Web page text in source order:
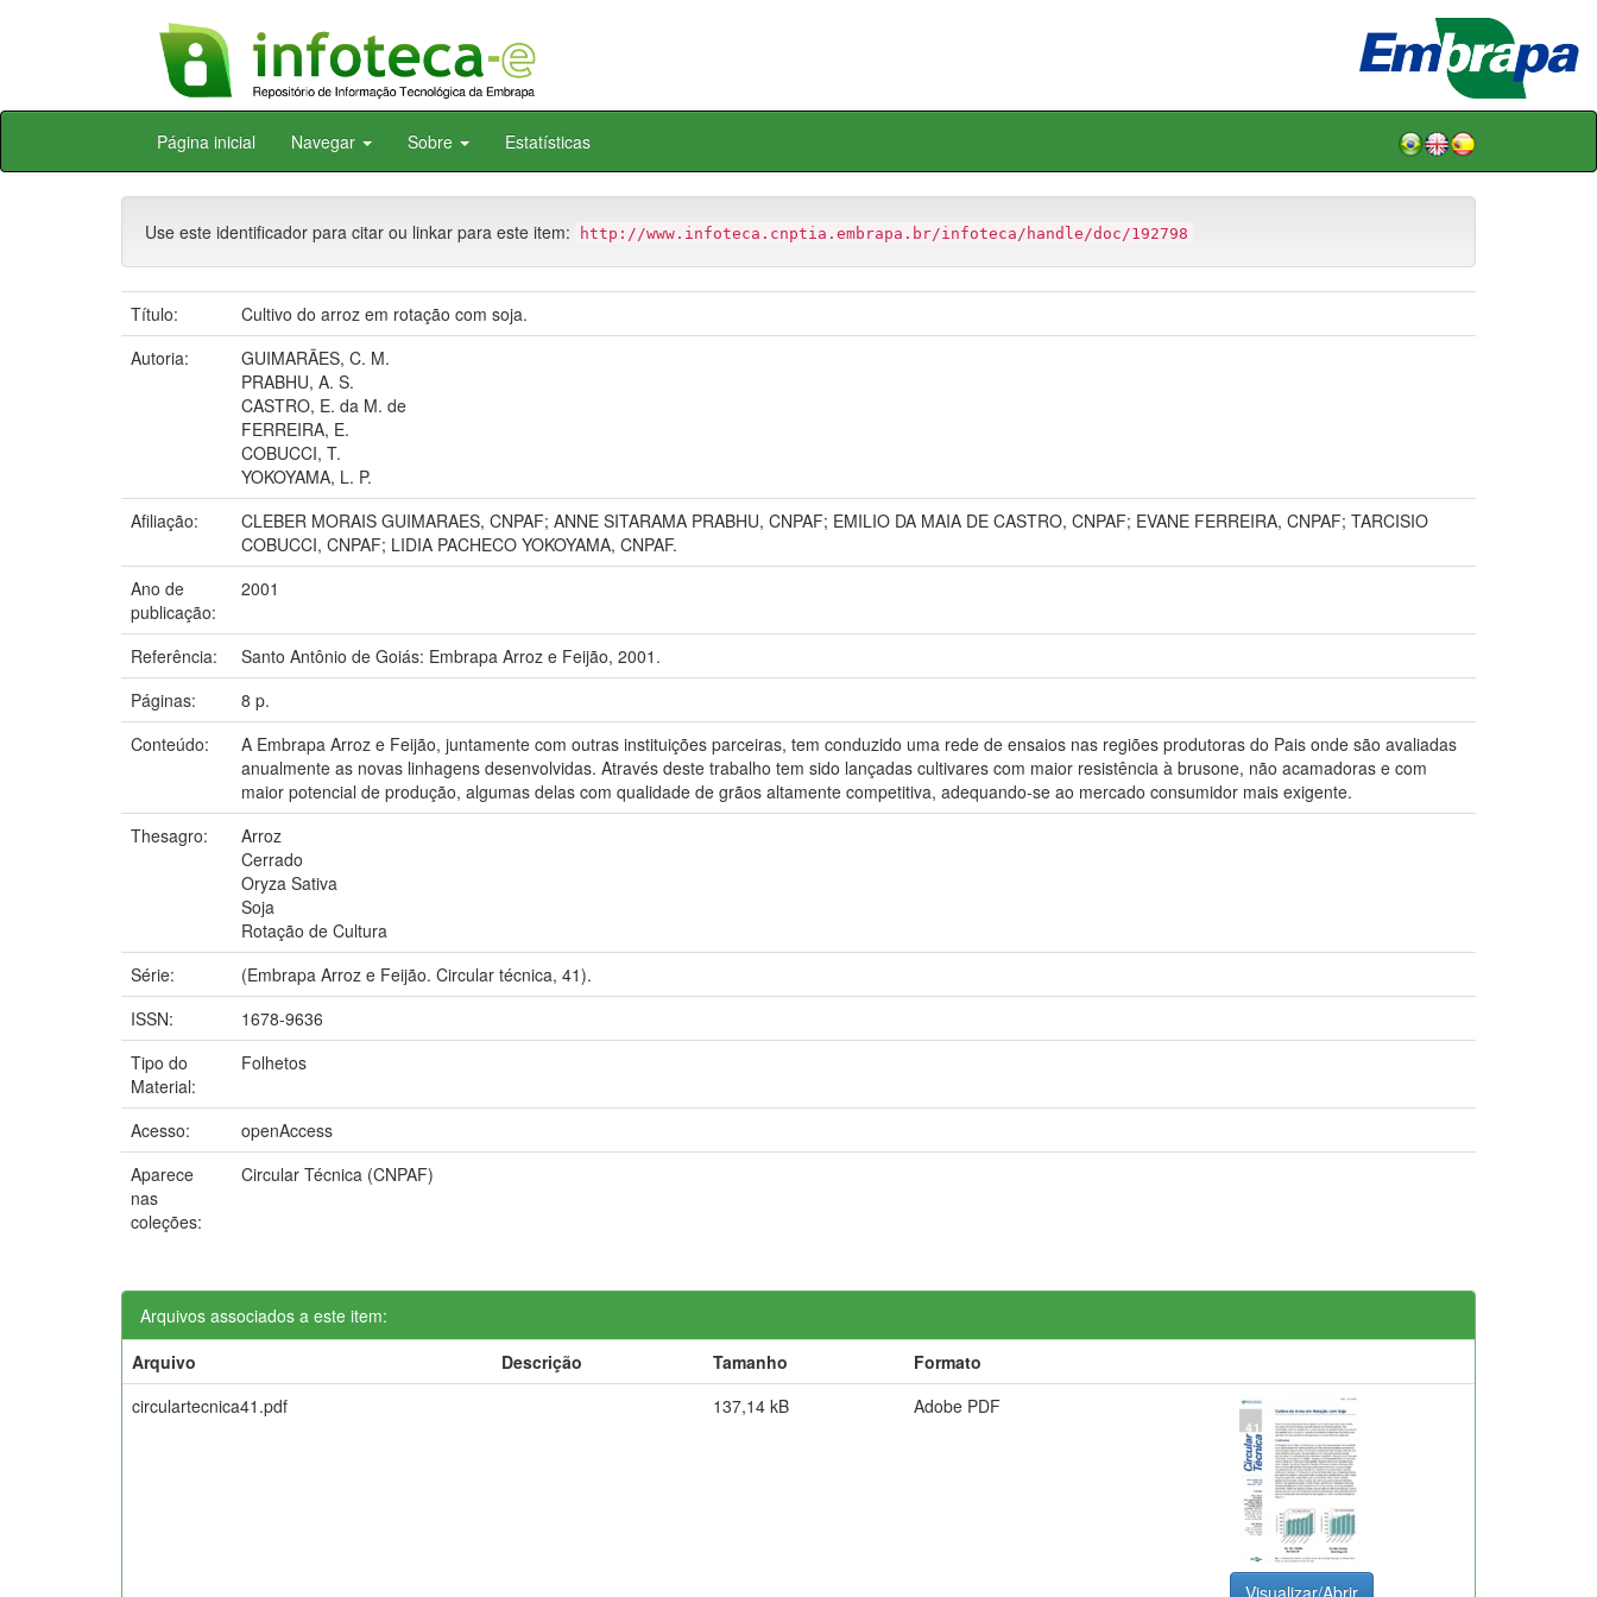
Skip
Página inicial Navegar Sobre Estatísticas
Use este identificador para citar ou linkar para este item: http://www.infoteca.cnptia.embrapa.br/infoteca/handle/doc/192798
Título:
Cultivo do arroz em rotação com soja.
Autoria:
GUIMARÃES, C. M.
PRABHU, A. S.
CASTRO, E. da M. de
FERREIRA, E.
COBUCCI, T.
YOKOYAMA, L. P.
Afiliação:
CLEBER MORAIS GUIMARAES, CNPAF; ANNE SITARAMA PRABHU, CNPAF; EMILIO DA MAIA DE CASTRO, CNPAF; EVANE FERREIRA, CNPAF; TARCISIO
COBUCCI, CNPAF; LIDIA PACHECO YOKOYAMA, CNPAF.
Ano de
publicação:
2001
Referência:
Santo Antônio de Goiás: Embrapa Arroz e Feijão, 2001.
Páginas:
8 p.
Conteúdo:
A Embrapa Arroz e Feijão, juntamente com outras instituições parceiras, tem conduzido uma rede de ensaios nas regiões produtoras do Pais onde são avaliadas
anualmente as novas linhagens desenvolvidas. Através deste trabalho tem sido lançadas cultivares com maior resistência à brusone, não acamadoras e com
maior potencial de produção, algumas delas com qualidade de grãos altamente competitiva, adequando-se ao mercado consumidor mais exigente.
Thesagro:
Arroz
Cerrado
Oryza Sativa
Soja
Rotação de Cultura
Série:
(Embrapa Arroz e Feijão. Circular técnica, 41).
ISSN:
1678-9636
Tipo do
Material:
Folhetos
Acesso:
openAccess
Aparece
nas
coleções:
Circular Técnica (CNPAF)
Arquivos associados a este item:
Arquivo
Descrição Tamanho
Formato
circulartecnica41.pdf
137,14 kB Adobe PDF
Visualizar/Abrir